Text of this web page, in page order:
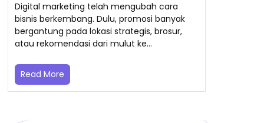
Digital marketing telah mengubah cara
bisnis berkembang. Dulu, promosi banyak
bergantung pada lokasi strategis, brosur,
atau rekomendasi dari mulut ke…
Read More